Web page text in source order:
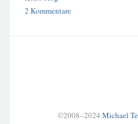
2 Kommentare
©2008–2024 Michael